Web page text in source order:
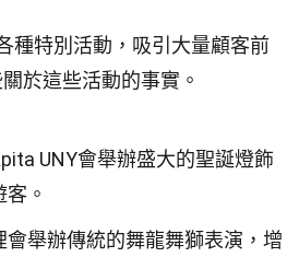
種特別活動，吸引大量顧客前
於這些活動的事實。
UNY會舉辦盛大的聖誕燈飾
。
會舉辦傳統的舞龍舞獅表演，增